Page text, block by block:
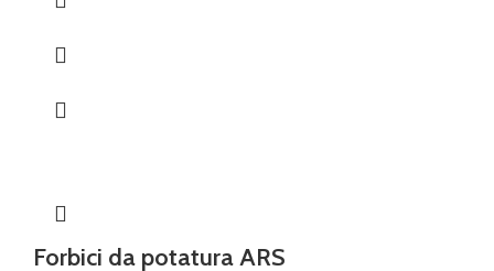
Forbici da potatura ARS